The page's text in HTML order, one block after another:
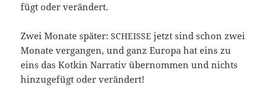
fügt oder verändert.
Zwei Mona­te spä­ter:SCHEISSE jetzt sind schon zwei
Mona­te ver­gan­gen, und ganz Euro­pa hat eins zu
eins das Kot­kin Nar­ra­tiv über­nom­men und nichts
hin­zu­ge­fügt oder verändert!